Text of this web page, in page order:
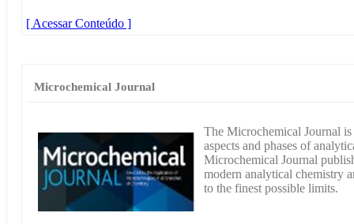
[ Acessar Conteúdo ]
Microchemical Journal
The Microchemical Journal
aspects and phases of
Microchemical Journal
modern analytical chemistry
to the finest possible limits.